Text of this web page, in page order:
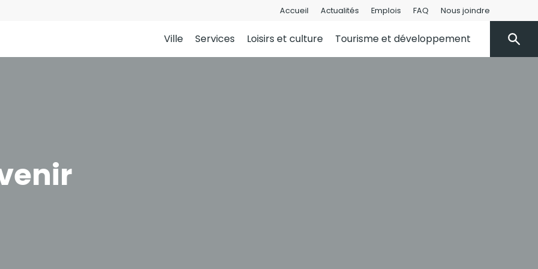
Accueil Actualités Emplois FAQ Nous joindre
Ville Services Loisirs et culture Tourisme et développement